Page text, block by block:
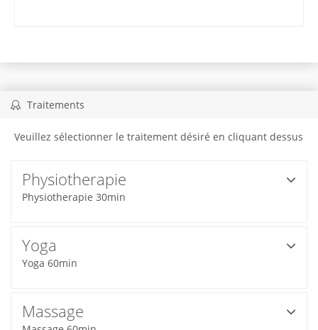
Traitements
Veuillez sélectionner le traitement désiré en cliquant dessus
Physiotherapie
Physiotherapie 30min
Yoga
Yoga 60min
Massage